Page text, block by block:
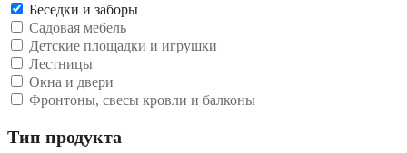
Беседки и заборы
Садовая мебель
Детские площадки и игрушки
Лестницы
Окна и двери
Фронтоны, свесы кровли и балконы
Тип продукта